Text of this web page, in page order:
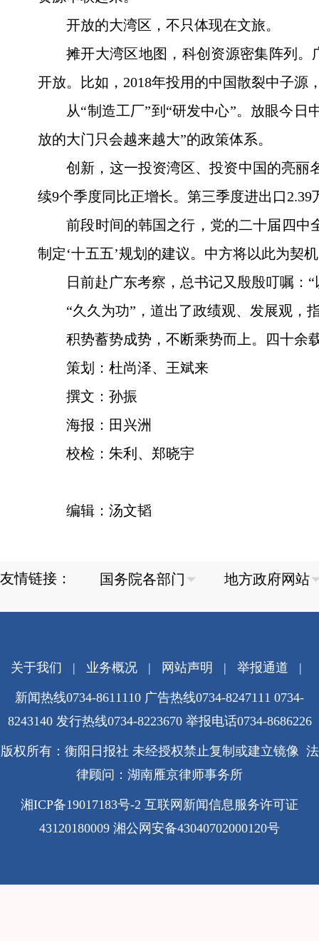
开放的大湾区，不只体现在文旅。
摊开大湾区地图，科创资源密集阵列
开放。比如，2018年投用的中国散裂中子源
从“制造工厂”到“研发中心”。放眼今
放的大门只会越来越大”的政策体系。
创新，这一投资湾区、投资中国的亮丽
续9个季度同比正增长。第三季度进出口
前段时间的韩国之行，党的二十届四中
制定‘十五五’规划的建议。中方将以此为契
日前赴广东考察，总书记又殷殷叮嘱：
“久久为功”，道出了政绩观、发展观
积势蓄势成势，不断乘势而上。四十余
策划：杜尚泽、王斌来
撰文：孙振
海报：田兴洲
校检：朱利、郑晓宇
编辑：汤文韬
友情链接：
关于我们 | 业务概况| 网站声明 | 举报通道 |
新闻热线0734-8611110 广告热线0734-8247111 0734-
8243140 发行热线0734-8223670 举报电话0734-8686226
版权所有：衡阳日报社 未经授权禁止复制或建立镜像 法
律顾问：湖南雁京律师事务所
湘ICP备19017183号-2 互联网新闻信息服务许可证
43120180009 湘公网安备43040702000120号